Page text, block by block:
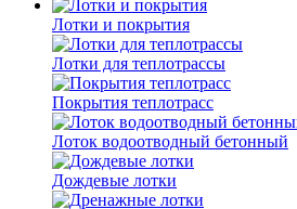
Лотки и покрытия
Лотки для теплотрассы
Покрытия теплотрасс
Лоток водоотводный бетонный
Дождевые лотки